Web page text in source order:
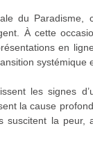
du Paradisme,
À cette
en
systémique
les signes
la cause
suscitent la peur,